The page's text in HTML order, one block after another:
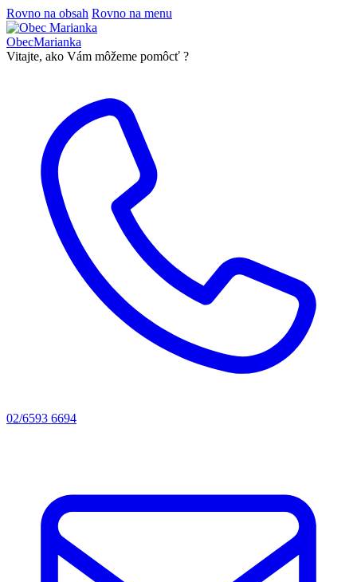
Rovno na obsah Rovno na menu
ObecMarianka
Vitajte, ako Vám môžeme pomôcť ?
02/6593 6694